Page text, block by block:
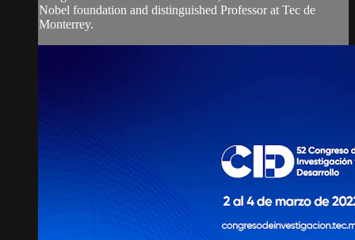
Nobel foundation and distinguished Professor at Tec de
Monterrey.